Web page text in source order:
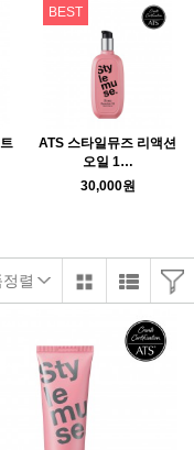
BEST
ATS 스타일뮤즈 리액션
오일 1…
30,000원
렬